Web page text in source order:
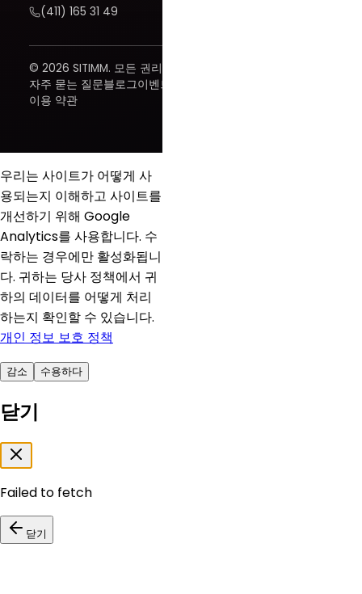
(411) 165 31 49
© 2026 SITIMM. 모든 권리 보유.
자주 묻는 질문블로그이벤트
이용 약관
우리는 사이트가 어떻게 사
용되는지 이해하고 사이트를
개선하기 위해 Google
Analytics를 사용합니다. 수
락하는 경우에만 활성화됩니
다. 귀하는 당사 정책에서 귀
하의 데이터를 어떻게 처리
하는지 확인할 수 있습니다.
개인 정보 보호 정책
감소 수용하다
닫기
Failed to fetch
닫기